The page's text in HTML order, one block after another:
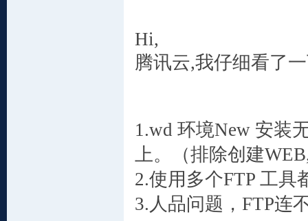
Hi,
腾讯云,我仔细看了
1.wd 环境New 安装
上。（排除创建
2.使用多个FTP 工具
3.人品问题，FTP连